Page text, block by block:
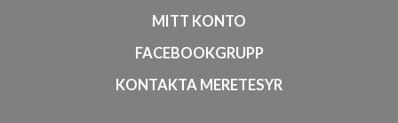
MITT KONTO
FACEBOOKGRUPP
KONTAKTA MERETESYR